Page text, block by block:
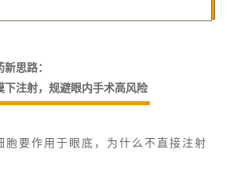
思路：
下注射，规避眼内手术高风险
胞要作用于眼底，为什么不直接注射